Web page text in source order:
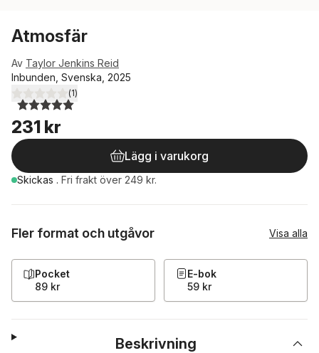
Atmosfär
Av Taylor Jenkins Reid
Inbunden, Svenska, 2025
5,0utav 5 stjärnor. Totalt antal röster:
(1)
231 kr
Lägg i varukorg
Skickas . Fri frakt över 249 kr.
Fler format och utgåvor Visa alla
Pocket
89 kr
E-bok
59 kr
Beskrivning